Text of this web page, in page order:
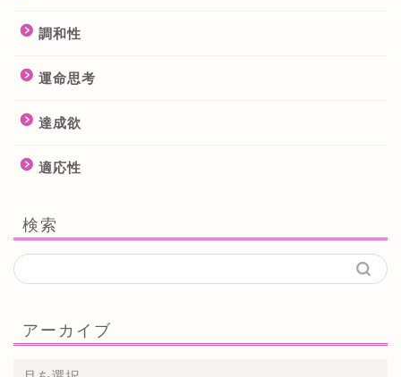
調和性
運命思考
達成欲
適応性
検索
アーカイブ